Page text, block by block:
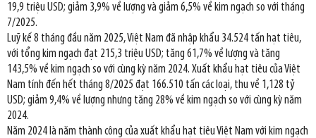
19,9 triệu USD; giảm 3,9% về lượng và giảm 6,5% về kim ngạch so với tháng
7/2025.
Luỹ kế 8 tháng đầu năm 2025, Việt Nam đã nhập khẩu 34.524 tấn hạt tiêu,
với tổng kim ngạch đạt 215,3 triệu USD; tăng 61,7% về lượng và tăng
143,5% về kim ngạch so với cùng kỳ năm 2024. Xuất khẩu hạt tiêu của Việt
Nam tính đến hết tháng 8/2025 đạt 166.510 tấn các loại, thu về 1,128 tỷ
USD; giảm 9,4% về lượng nhưng tăng 28% về kim ngạch so với cùng kỳ năm
2024.
Năm 2024 là năm thành công của xuất khẩu hạt tiêu Việt Nam với kim ngạch